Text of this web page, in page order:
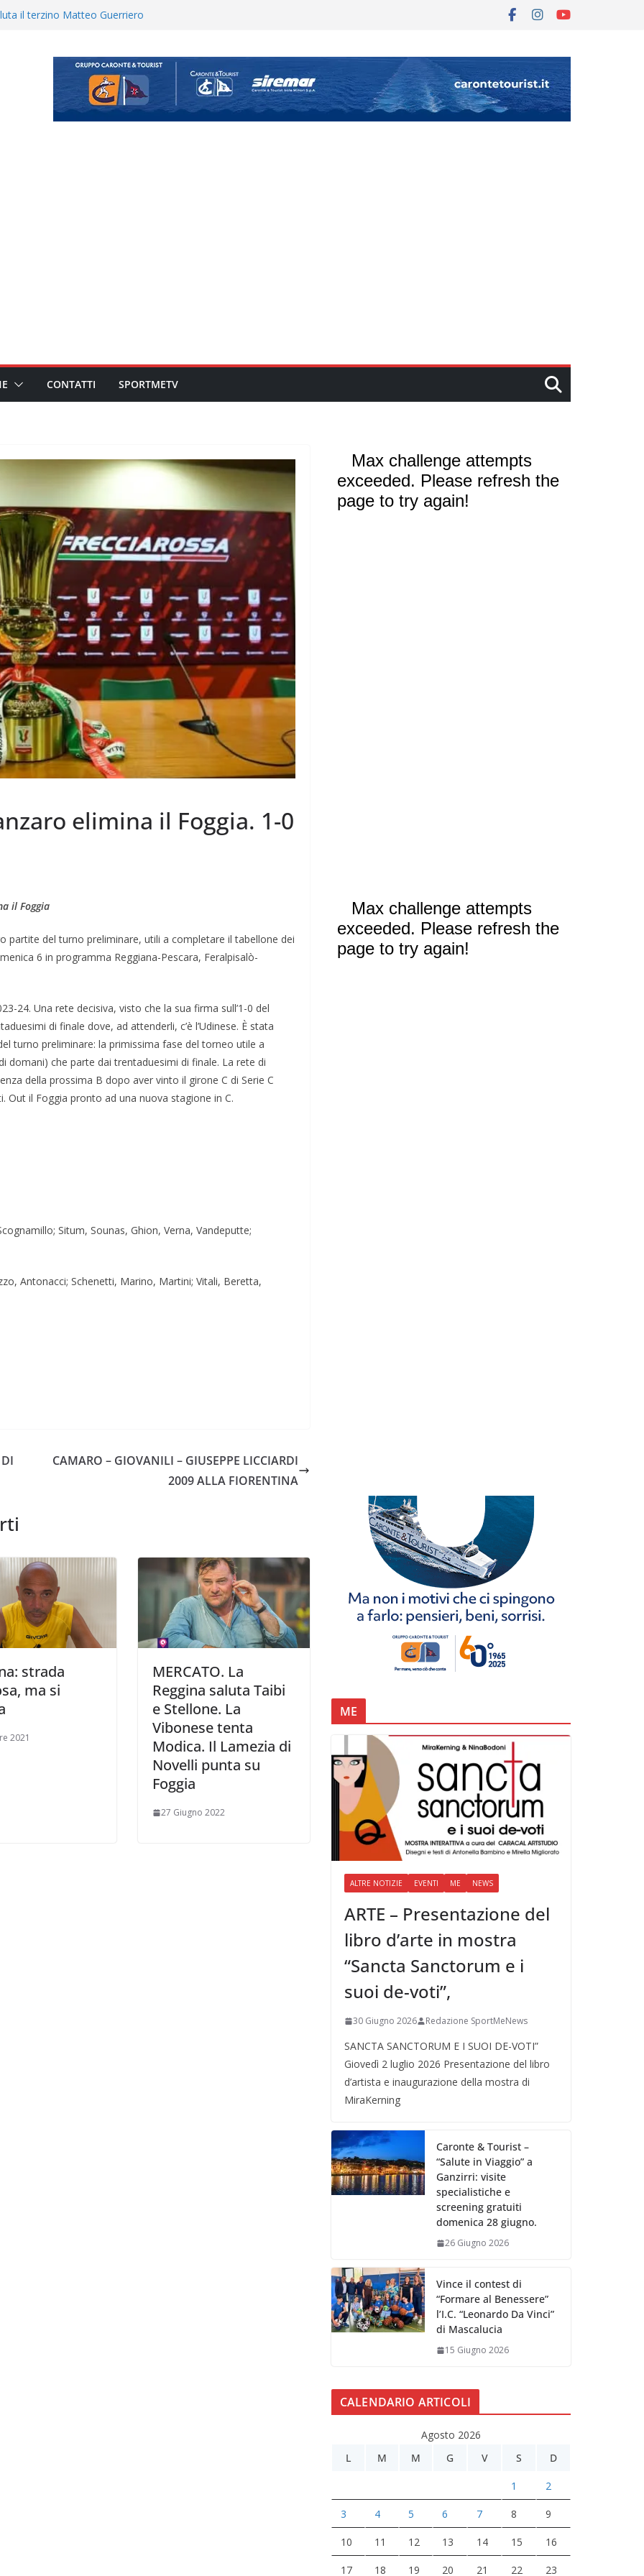
il terzino Matteo Guerriero
ma non chi siamo”
i gironi 2026/27. Due
si alzano i ritmi tra lavoro
CONTATTI SPORTMETV
elimina il Foggia. 1-0
il Foggia
partite del turno preliminare, utili a completare il tabellone dei
6 in programma Reggiana-Pescara, Feralpisalò-
24. Una rete decisiva, visto che la sua firma sull’1-0 del
di finale dove, ad attenderli, c’è l’Udinese. È stata
turno preliminare: la primissima fase del torneo utile a
domani) che parte dai trentaduesimi di finale. La rete di
della prossima B dopo aver vinto il girone C di Serie C
Out il Foggia pronto ad una nuova stagione in C.
Situm, Sounas, Ghion, Verna, Vandeputte;
Antonacci; Schenetti, Marino, Martini; Vitali, Beretta,
CAMARO – GIOVANILI – GIUSEPPE LICCIARDI
2009 ALLA FIORENTINA
strada
ma si
2021
MERCATO. La
Reggina saluta Taibi
e Stellone. La
Vibonese tenta
Modica. Il Lamezia di
Novelli punta su
Foggia
27 Giugno 2022
ME
ALTRE NOTIZIE EVENTI ME NEWS
ARTE – Presentazione del
libro d’arte in mostra
“Sancta Sanctorum e i
suoi de-voti”,
30 Giugno 2026 Redazione SportMeNews
SANCTA SANCTORUM E I SUOI DE-VOTI”
Giovedì 2 luglio 2026 Presentazione del libro
d’artista e inaugurazione della mostra di
MiraKerning
Caronte & Tourist –
“Salute in Viaggio” a
Ganzirri: visite
specialistiche e
screening gratuiti
domenica 28 giugno.
26 Giugno 2026
Vince il contest di
“Formare al Benessere”
l’I.C. “Leonardo Da Vinci”
di Mascalucia
15 Giugno 2026
CALENDARIO ARTICOLI
Agosto 2026
L
M M G V S D
1 2
3 4 5 6 7 8 9
10 11 12 13 14 15 16
17 18 19 20 21 22 23